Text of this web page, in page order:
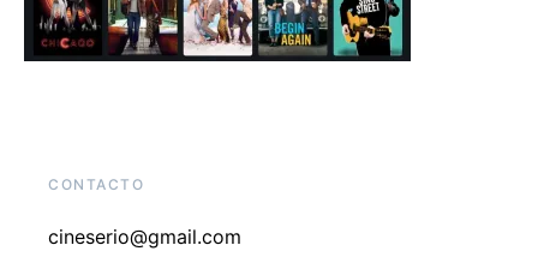
CONTACTO
cineserio@gmail.com